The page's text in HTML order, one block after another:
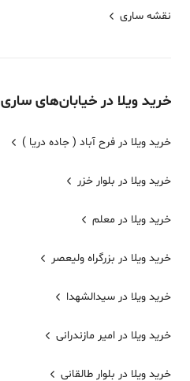
نقشه ساری
خرید ویلا در خیابان‌های ساری
خرید ویلا در فرح آباد ( جاده دریا )
خرید ویلا در بلوار خزر
خرید ویلا در معلم
خرید ویلا در بزرگراه ولیعصر
خرید ویلا در سیدالشهدا
خرید ویلا در امیر مازندرانی
خرید ویلا در بلوار طالقانی